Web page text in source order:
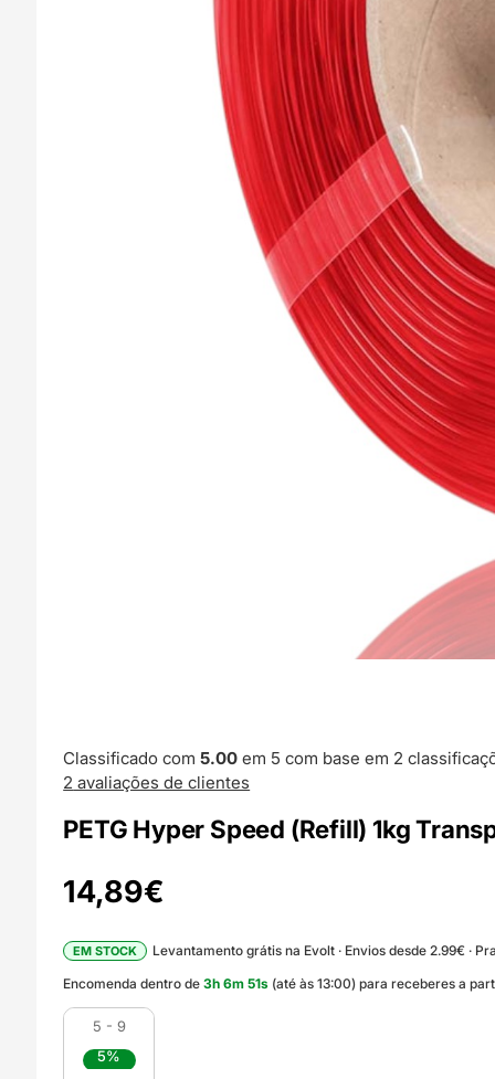
Classificado com5.00 em 5 com base em 2
2 avaliações de clientes
PETG Hyper Speed (Refill) 1kg
14,89€
EM STOCK
Levantamento grátis na Evolt · Envios desde 2.99€ ·
Encomenda dentro de3h6m50s(até às 13:00) para receberes a
5 - 9
5%